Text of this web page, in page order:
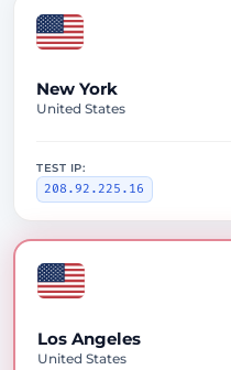
New York
United States
TEST IP:
208.92.225.16
Los Angeles
United States